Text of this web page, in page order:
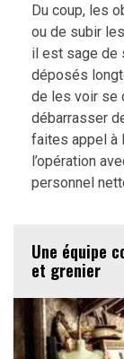
Du coup, les
ou de subir
il est sage de
déposés
de les voir se
débarrasser
faites appel à
l’opération
personnel
Une équipe
et grenier